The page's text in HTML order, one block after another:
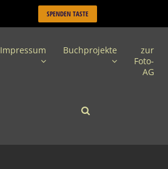
SPENDEN TASTE
Impressum Buchprojekte
zur
Foto-
AG